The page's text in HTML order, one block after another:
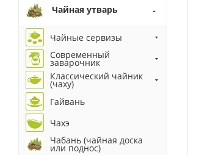
Чайная утварь
Чайные сервизы
Современный
заварочник
Классический чайник
(чаху)
Гайвань
Чахэ
Чабань (чайная доска
или поднос)